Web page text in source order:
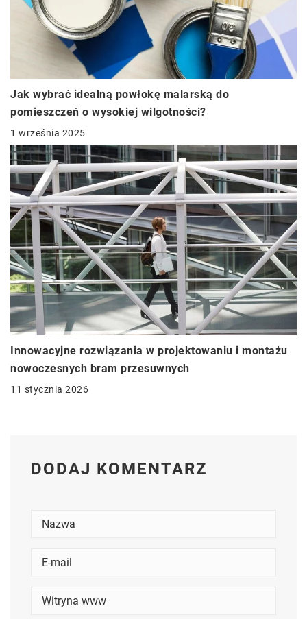
Jak wybrać idealną powłokę malarską do
pomieszczeń o wysokiej wilgotności?
1 września 2025
Innowacyjne rozwiązania w projektowaniu i montażu
nowoczesnych bram przesuwnych
11 stycznia 2026
DODAJ KOMENTARZ